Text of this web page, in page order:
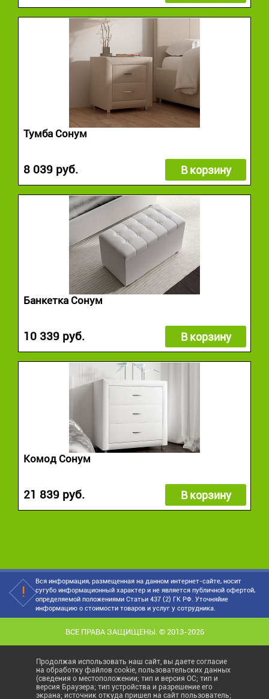
Тумба Сонум
8 039 руб. В корзину
Банкетка Сонум
10 339 руб. В корзину
Комод Сонум
21 839 руб. В корзину
Вся информация, размещенная на данном интернет-сайте, носит
сугубо информационный характер и не является публичной офертой,
определяемой положениями Статьи 437 (2) ГК РФ. Уточняйие
информацию о стоимости товаров и услуг у сотрудника.
ВСЕ ПРАВА ЗАЩИЩЕНЫ. © 2013-2026
Продолжая использовать наш сайт, вы даете согласие
на обработку файлов cookie, пользовательских данных
(сведения о местоположении; тип и версия ОС; тип и
версия Браузера; тип устройства и разрешение его
экрана; источник откуда пришел на сайт пользователь;